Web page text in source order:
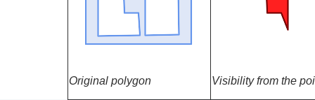
Original polygon Visibility from the